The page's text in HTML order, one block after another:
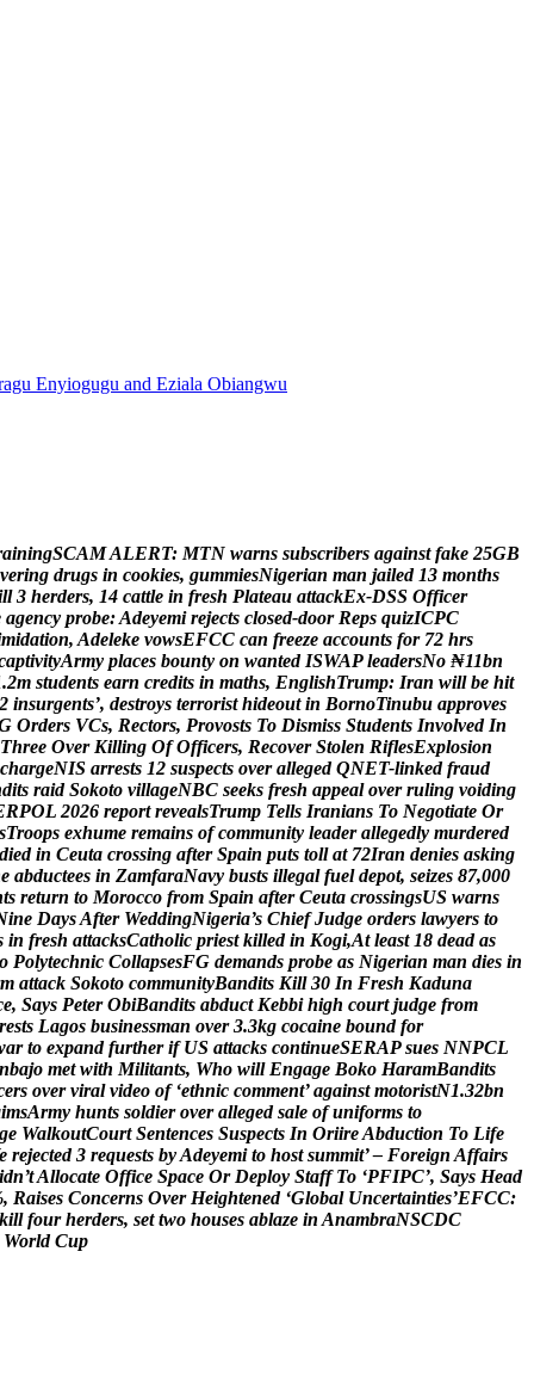
Enyiogugu and Eziala Obiangwu
ainingSCAMALERT: MTN warns subscribers against fake 25GB
vering drugs in cookies, gummiesNigerian man jailed 13 months
ll 3 herders, 14 cattle in fresh Plateau attackEx-DSS Officer
agency probe:Adeyemi rejects closed-door Reps quizICPC
midation, Adeleke vowsEFCC can freeze accounts for 72 hrs
aptivityArmy places bounty on wanted ISWAP leadersNo ₦11bn
.2m students earn credits in maths, EnglishTrump: Iran will be hit
2 insurgents’, destroys terrorist hideout in BornoTinubu approves
Orders VCs, Rectors, Provosts To Dismiss Students Involved In
Three Over Killing Of Officers, Recover Stolen RiflesExplosion
chargeNIS arrests 12 suspects over alleged QNET-linked fraud
dits raid Sokoto villageNBC seeks fresh appeal over ruling voiding
RPOL 2026 report revealsTrump Tells Iranians To Negotiate Or
sTroops exhume remains of community leader allegedly murdered
died in Ceuta crossing after Spain puts toll at 72Iran denies asking
e abductees in ZamfaraNavy busts illegal fuel depot, seizes 87,000
ts return to Morocco from Spain after Ceuta crossingsUS warns
ine DaysAfter WeddingNigeria’s Chief Judge orders lawyers to
in fresh attacksCatholic priest killed in Kogi,At least 18 dead as
o Polytechnic CollapsesFG demands probe as Nigerian man dies in
m attack Sokoto communityBandits Kill 30 In Fresh Kaduna
e, Says Peter ObiBandits abduct Kebbi high court judge from
rests Lagos businessman over 3.3kg cocaine bound for
ar to expand further if US attacks continueSERAP sues NNPCL
nbajo met with Militants, Who will Engage Boko HaramBandits
ers over viral video of ‘ethnic comment’ against motoristN1.32bn
imsArmy hunts soldier over alleged sale of uniforms to
ge WalkoutCourt Sentences Suspects In OriireAbduction To Life
e rejected 3 requests byAdeyemi to host summit’ – Foreign Affairs
idn’tAllocate Office Space Or Deploy Staff To ‘PFIPC’, Says Head
, Raises Concerns Over Heightened ‘Global Uncertainties’EFCC:
kill four herders, set two houses ablaze in AnambraNSCDC
World Cup